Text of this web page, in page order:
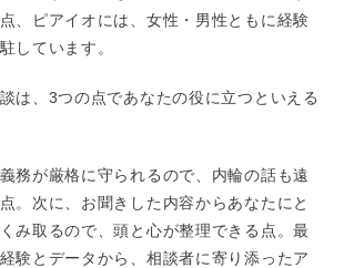
、ピアイオには、女性・男性ともに経験
しています。
は、3つの点であなたの役に立つといえる
務が厳格に守られるので、内輪の話も遠
。次に、お聞きした内容からあなたにと
み取るので、頭と心が整理できる点。最
験とデータから、相談者に寄り添ったア